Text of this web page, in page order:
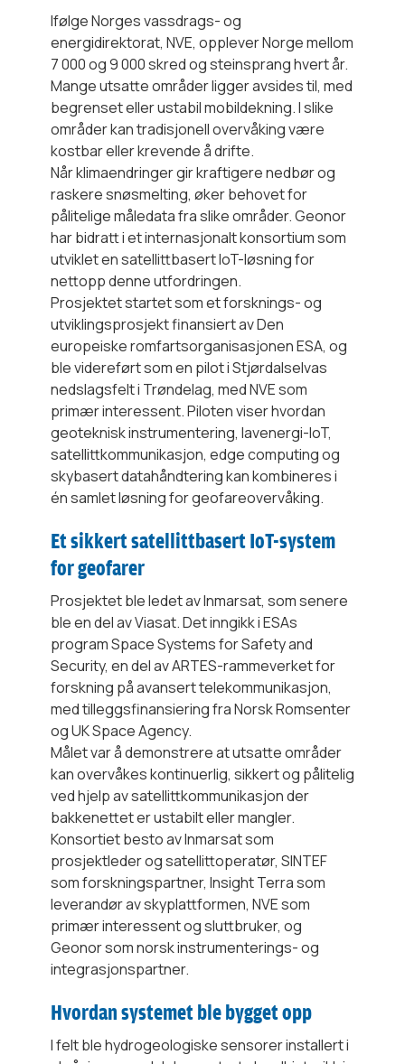
Ifølge Norges vassdrags- og
energidirektorat, NVE, opplever Norge mellom
7 000 og 9 000 skred og steinsprang hvert år.
Mange utsatte områder ligger avsides til, med
begrenset eller ustabil mobildekning. I slike
områder kan tradisjonell overvåking være
kostbar eller krevende å drifte.
Når klimaendringer gir kraftigere nedbør og
raskere snøsmelting, øker behovet for
pålitelige måledata fra slike områder. Geonor
har bidratt i et internasjonalt konsortium som
utviklet en satellittbasert IoT-løsning for
nettopp denne utfordringen.
Prosjektet startet som et forsknings- og
utviklingsprosjekt finansiert av Den
europeiske romfartsorganisasjonen ESA, og
ble videreført som en pilot i Stjørdalselvas
nedslagsfelt i Trøndelag, med NVE som
primær interessent. Piloten viser hvordan
geoteknisk instrumentering, lavenergi-IoT,
satellittkommunikasjon, edge computing og
skybasert datahåndtering kan kombineres i
én samlet løsning for geofareovervåking.
Et sikkert satellittbasert IoT-system
for geofarer
Prosjektet ble ledet av Inmarsat, som senere
ble en del av Viasat. Det inngikk i ESAs
program Space Systems for Safety and
Security, en del av ARTES-rammeverket for
forskning på avansert telekommunikasjon,
med tilleggsfinansiering fra Norsk Romsenter
og UK Space Agency.
Målet var å demonstrere at utsatte områder
kan overvåkes kontinuerlig, sikkert og pålitelig
ved hjelp av satellittkommunikasjon der
bakkenettet er ustabilt eller mangler.
Konsortiet besto av Inmarsat som
prosjektleder og satellittoperatør, SINTEF
som forskningspartner, Insight Terra som
leverandør av skyplattformen, NVE som
primær interessent og sluttbruker, og
Geonor som norsk instrumenterings- og
integrasjonspartner.
Hvordan systemet ble bygget opp
I felt ble hydrogeologiske sensorer installert i